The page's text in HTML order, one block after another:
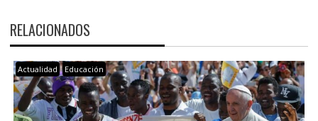
RELACIONADOS
Actualidad Educación